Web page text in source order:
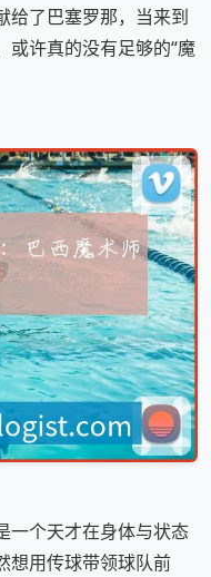
给了巴塞罗那，当来到
或许真的没有足够的“魔
一个天才在身体与状态
想用传球带领球队前